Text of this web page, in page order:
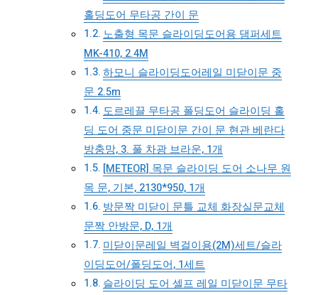
홀딩도어 무타공 간이 문
노출형 목문 슬라이딩도어용 댐퍼세트
MK-410, 2.4M
하모니 슬라이딩도어레일 미닫이문 중
문 2.5m
도르레끌 무타공 폴딩도어 슬라이딩 홀
딩 도어 중문 미닫이문 간이 문 현관 베란다
방충망, 3. 풀 차광 브라운, 1개
[METEOR] 목문 슬라이딩 도어 소나무 원
목 문, 기본, 2130*950, 1개
방문짝 미닫이 문틀 교체 화장실문교체
문짝 안방문, D, 1개
미닫이문레일 벽걸이용(2M)세트/슬라
이딩도어/폴딩도어, 1세트
슬라이딩 도어 셀프 레일 미닫이문 무타